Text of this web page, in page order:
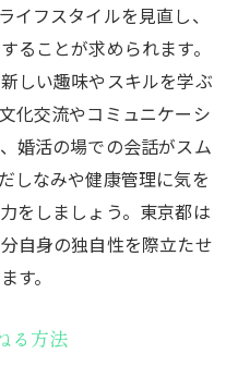
イフスタイルを見直し、
ることが求められます。
しい趣味やスキルを学ぶ
化交流やコミュニケーシ
婚活の場での会話がスム
しなみや健康管理に気を
をしましょう。東京都は
自身の独自性を際立たせ
す。
る方法